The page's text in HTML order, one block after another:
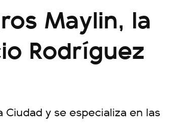
Maylin, la
Rodríguez
y se especializa en las